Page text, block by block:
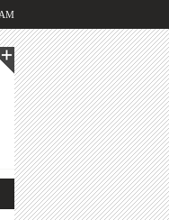
mi sveglio bevo un litro d’acqua!»